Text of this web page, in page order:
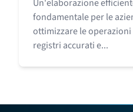
Un'elaborazione
fondamentale per le
ottimizzare le
registri accurati e...